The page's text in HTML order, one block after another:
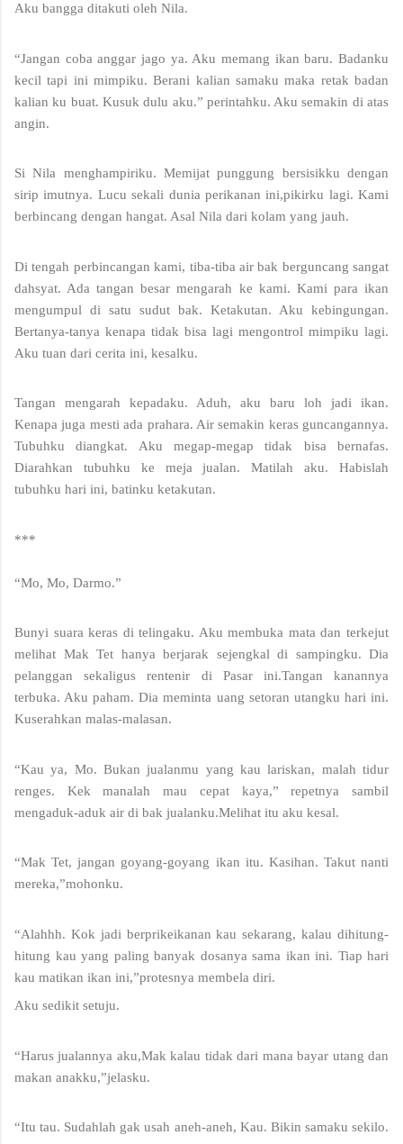
Aku bangga ditakuti oleh Nila.
“Jangan coba anggar jago ya. Aku memang ikan baru. Badanku
kecil tapi ini mimpiku. Berani kalian samaku maka retak badan
kalian ku buat. Kusuk dulu aku.” perintahku. Aku semakin di atas
angin.
Si Nila menghampiriku. Memijat punggung bersisikku dengan
sirip imutnya. Lucu sekali dunia perikanan ini,pikirku lagi. Kami
berbincang dengan hangat. Asal Nila dari kolam yang jauh.
Di tengah perbincangan kami, tiba-tiba air bak berguncang sangat
dahsyat. Ada tangan besar mengarah ke kami. Kami para ikan
mengumpul di satu sudut bak. Ketakutan. Aku kebingungan.
Bertanya-tanya kenapa tidak bisa lagi mengontrol mimpiku lagi.
Aku tuan dari cerita ini, kesalku.
Tangan mengarah kepadaku. Aduh, aku baru loh jadi ikan.
Kenapa juga mesti ada prahara. Air semakin keras guncangannya.
Tubuhku diangkat. Aku megap-megap tidak bisa bernafas.
Diarahkan tubuhku ke meja jualan. Matilah aku. Habislah
tubuhku hari ini, batinku ketakutan.
***
“Mo, Mo, Darmo.”
Bunyi suara keras di telingaku. Aku membuka mata dan terkejut
melihat Mak Tet hanya berjarak sejengkal di sampingku. Dia
pelanggan sekaligus rentenir di Pasar ini.Tangan kanannya
terbuka. Aku paham. Dia meminta uang setoran utangku hari ini.
Kuserahkan malas-malasan.
“Kau ya, Mo. Bukan jualanmu yang kau lariskan, malah tidur
renges. Kek manalah mau cepat kaya,” repetnya sambil
mengaduk-aduk air di bak jualanku.Melihat itu aku kesal.
“Mak Tet, jangan goyang-goyang ikan itu. Kasihan. Takut nanti
mereka,”mohonku.
“Alahhh. Kok jadi berprikeikanan kau sekarang, kalau dihitung-
hitung kau yang paling banyak dosanya sama ikan ini. Tiap hari
kau matikan ikan ini,”protesnya membela diri.
Aku sedikit setuju.
“Harus jualannya aku,Mak kalau tidak dari mana bayar utang dan
makan anakku,”jelasku.
“Itu tau. Sudahlah gak usah aneh-aneh, Kau. Bikin samaku sekilo.